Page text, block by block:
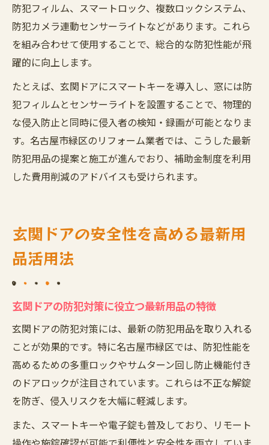
防犯フィルム、スマートロック、複数ロックシステム、
防犯カメラ連動センサーライトなどがあります。これら
を組み合わせて使用することで、総合的な防犯性能が飛
躍的に向上します。
たとえば、玄関ドアにスマートキーを導入し、窓には防
犯フィルムとセンサーライトを設置することで、物理的
な侵入防止と同時に侵入者の検知・録画が可能となりま
す。名古屋市緑区のリフォーム業者では、こうした最新
防犯用品の提案と施工が進んでおり、補助金制度を利用
した費用削減のアドバイスも受けられます。
玄関ドアの安全性を高める最新用
品活用法
玄関ドアの防犯対策に役立つ最新用品の特徴
玄関ドアの防犯対策には、最新の防犯用品を取り入れる
ことが効果的です。特に名古屋市緑区では、防犯性能を
高めるための多重ロックやサムターン回し防止機能付き
のドアロックが注目されています。これらは不正な解錠
を防ぎ、侵入リスクを大幅に軽減します。
また、スマートキーや電子錠も普及しており、リモート